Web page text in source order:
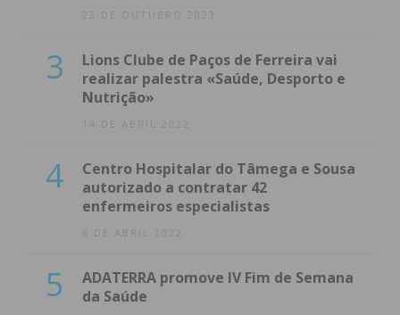
23 DE OUTUBRO 2023
3
Lions Clube de Paços de Ferreira vai
realizar palestra «Saúde, Desporto e
Nutrição»
14 DE ABRIL 2022
4
Centro Hospitalar do Tâmega e Sousa
autorizado a contratar 42
enfermeiros especialistas
8 DE ABRIL 2022
5
ADATERRA promove IV Fim de Semana
da Saúde